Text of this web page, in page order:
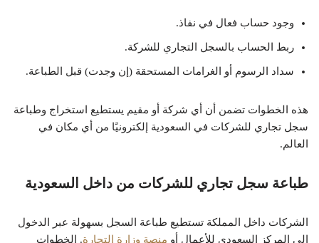
وجود حساب فعال في نفاذ.
ربط الحساب بالسجل التجاري للشركة.
سداد الرسوم أو الغرامات المستحقة (إن وجدت) قبل الطباعة.
هذه الخطوات تضمن أن أي شركة أو مقيم يستطيع استخراج وطباعة
سجل تجاري للشركات في السعودية إلكترونيًا من أي مكان في
العالم.
طباعة سجل تجاري للشركات من داخل السعودية
الشركات داخل المملكة تستطيع طباعة السجل بسهولة عبر الدخول
إلى المركز السعودي للأعمال أو منصة وزارة التجارة. الخطوات